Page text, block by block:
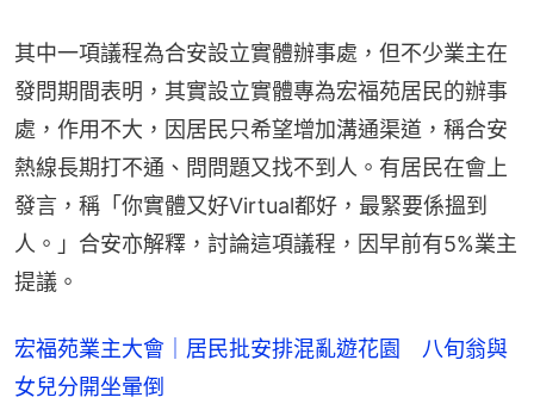
其中一項議程為合安設立實體辦事處，但不少業主在
發問期間表明，其實設立實體專為宏福苑居民的辦事
處，作用不大，因居民只希望增加溝通渠道，稱合安
熱線長期打不通、問問題又找不到人。有居民在會上
發言，稱「你實體又好Virtual都好，最緊要係搵到
人。」合安亦解釋，討論這項議程，因早前有5%業主
提議。
宏福苑業主大會｜居民批安排混亂遊花園 八旬翁與
女兒分開坐暈倒